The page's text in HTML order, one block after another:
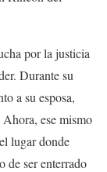
por la justicia
Durante su
a su esposa,
ese mismo
lugar donde
de ser enterrado